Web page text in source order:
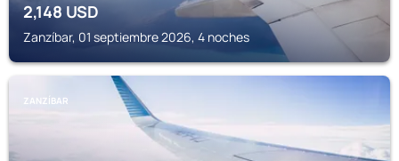
2,148 USD
Zanzíbar, 01 septiembre 2026, 4 noches
ZANZÍBAR